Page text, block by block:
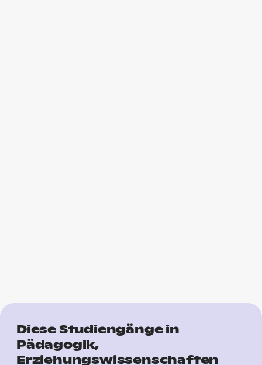
Diese Studiengänge in
Pädagogik,
Erziehungswissenschaften